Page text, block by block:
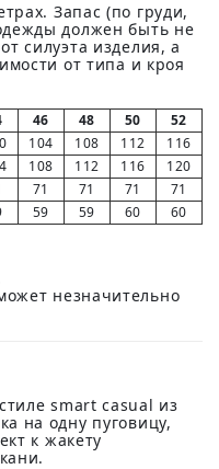
Запас (по груди,
должен быть не
силуэта изделия, а
от типа и кроя
46 48 50
52
104 108 112
116
108 112 116
120
71 71 71
71
59 59 60 60
незначительно
smart casual из
на одну пуговицу,
к жакету